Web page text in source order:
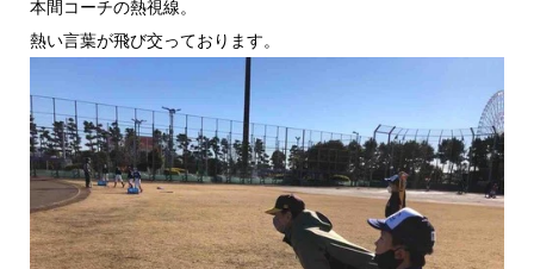
本間コーチの熱視線。
熱い言葉が飛び交っております。